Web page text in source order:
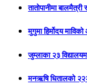
तातोपानीमा
मुगुमा हिर्मोदय
जुम्लाका २३
मनऋषि धितालको